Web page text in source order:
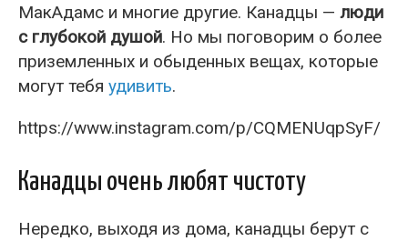
МакАдамс и многие другие. Канадцы — люди
с глубокой душой. Но мы поговорим о более
приземленных и обыденных вещах, которые
могут тебя удивить.
https://www.instagram.com/p/CQMENUqpSyF/
Канадцы очень любят чистоту
Нередко, выходя из дома, канадцы берут с